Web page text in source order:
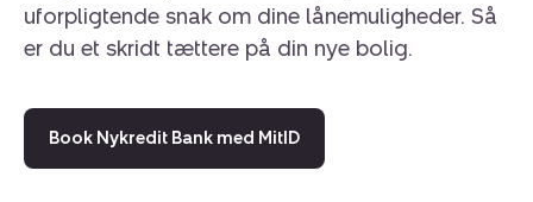
uforpligtende snak om dine lånemuligheder. Så
er du et skridt tættere på din nye bolig.
Book Nykredit Bank med MitID